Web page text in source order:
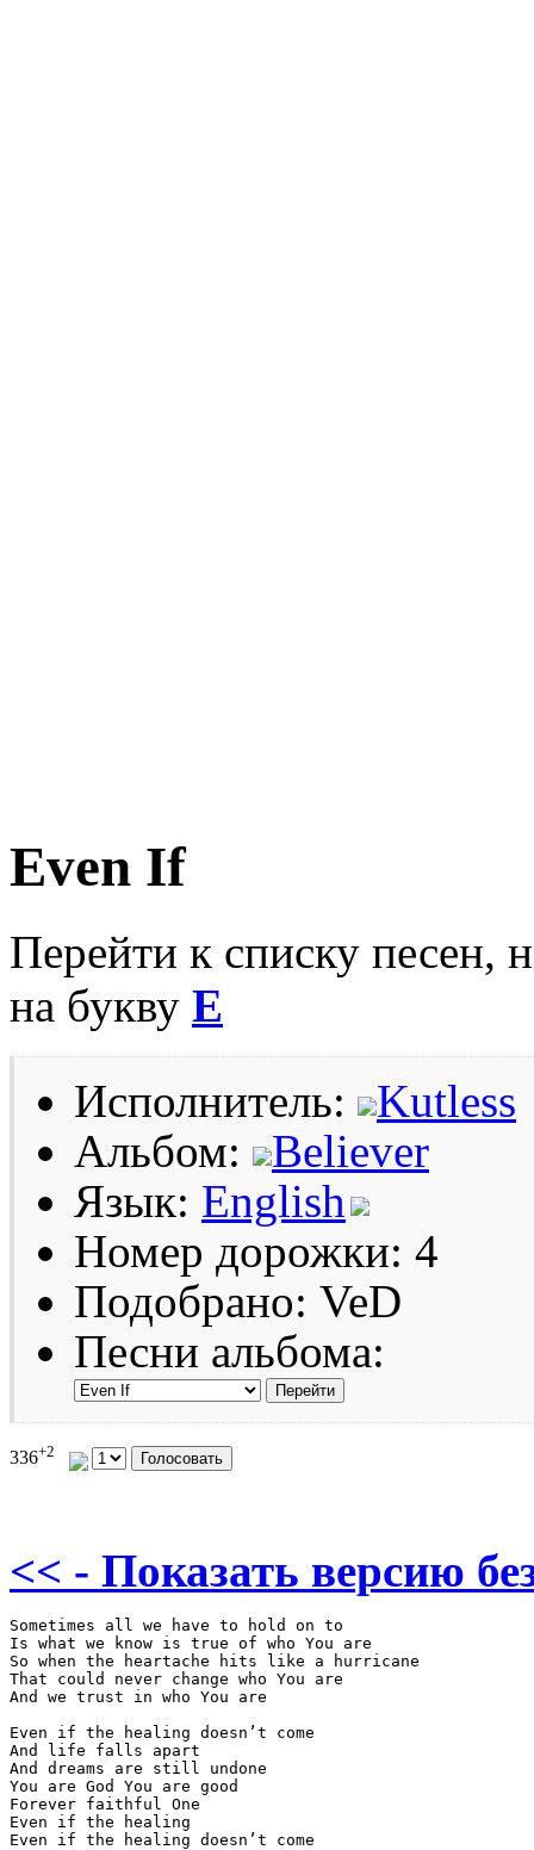
Even If
Перейти к списку песен,
на букву E
Исполнитель:
Kutless
Альбом:
Believer
Язык: English
Номер дорожки: 4
Подобрано: VeD
Песни альбома:
336+2
<< - Показать версию
Sometimes all we have to hold on to
Is what we know is true of who You are
So when the heartache hits like a hurricane
That could never change who You are
And we trust in who You are
Even if the healing doesn’t come
And life falls apart
And dreams are still undone
You are God You are good
Forever faithful One
Even if the healing
Even if the healing doesn’t come